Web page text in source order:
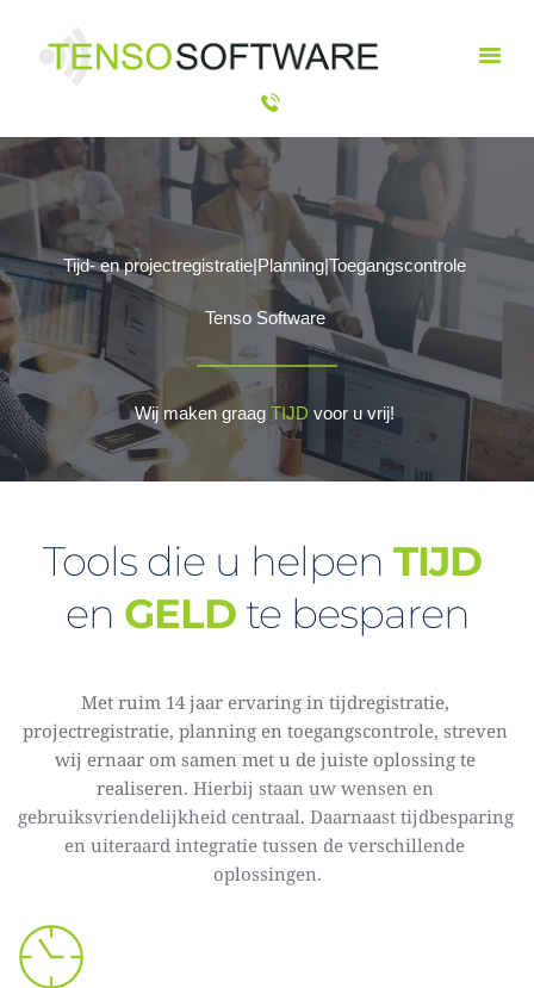
HOME
OPLOSSINGEN
PRODUCTEN
OVER ONS
CONTACT
Tijd- en projectregistratie|Planning|Toegangscontrole
Tenso Software
Wij maken graag TIJD voor u vrij!
Tools die u helpen TIJD
en GELD te besparen
Met ruim 14 jaar ervaring in tijdregistratie,
projectregistratie, planning en toegangscontrole, streven
wij ernaar om samen met u de juiste oplossing te
realiseren. Hierbij staan uw wensen en
gebruiksvriendelijkheid centraal. Daarnaast tijdbesparing
en uiteraard integratie tussen de verschillende
oplossingen.